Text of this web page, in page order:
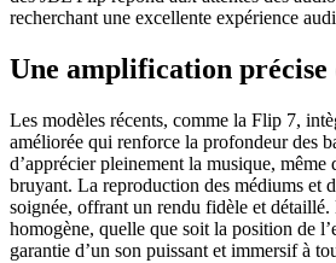
recherchant une excellente expérience
Une amplification précise
Les modèles récents, comme la Flip 7,
améliorée qui renforce la profondeur des
d’apprécier pleinement la musique, même
bruyant. La reproduction des médiums et
soignée, offrant un rendu fidèle et
homogène, quelle que soit la position de
garantie d’un son puissant et immersif à